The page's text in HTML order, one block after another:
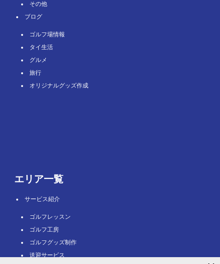
その他
ブログ
ゴルフ場情報
タイ⽣活
グルメ
旅⾏
オリジナルグッズ作成
エリア一覧
サービス紹介
ゴルフレッスン
ゴルフ工房
ゴルフグッズ制作
送迎サービス